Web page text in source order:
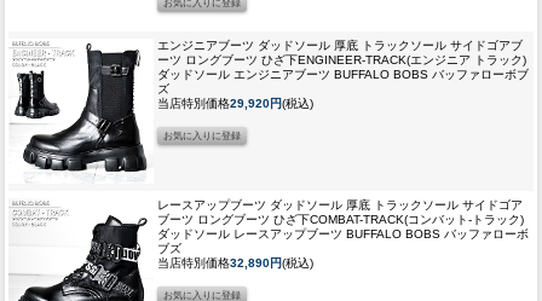
エンジニアブーツ ダッドソール 厚底 トラックソール サイドゴアブ
ーツ ロングブーツ ひざ下ENGINEER-TRACK(エンジニア トラック)
ダッドソール エンジニアブーツ BUFFALO BOBS バッファローボブ
ズ
当店特別価格29,920円(税込)
レースアップブーツ ダッドソール 厚底 トラックソール サイドゴア
ブーツ ロングブーツ ひざ下COMBAT-TRACK(コンバット-トラック)
ダッドソール レースアップブーツ BUFFALO BOBS バッファローボ
ブズ
当店特別価格32,890円(税込)